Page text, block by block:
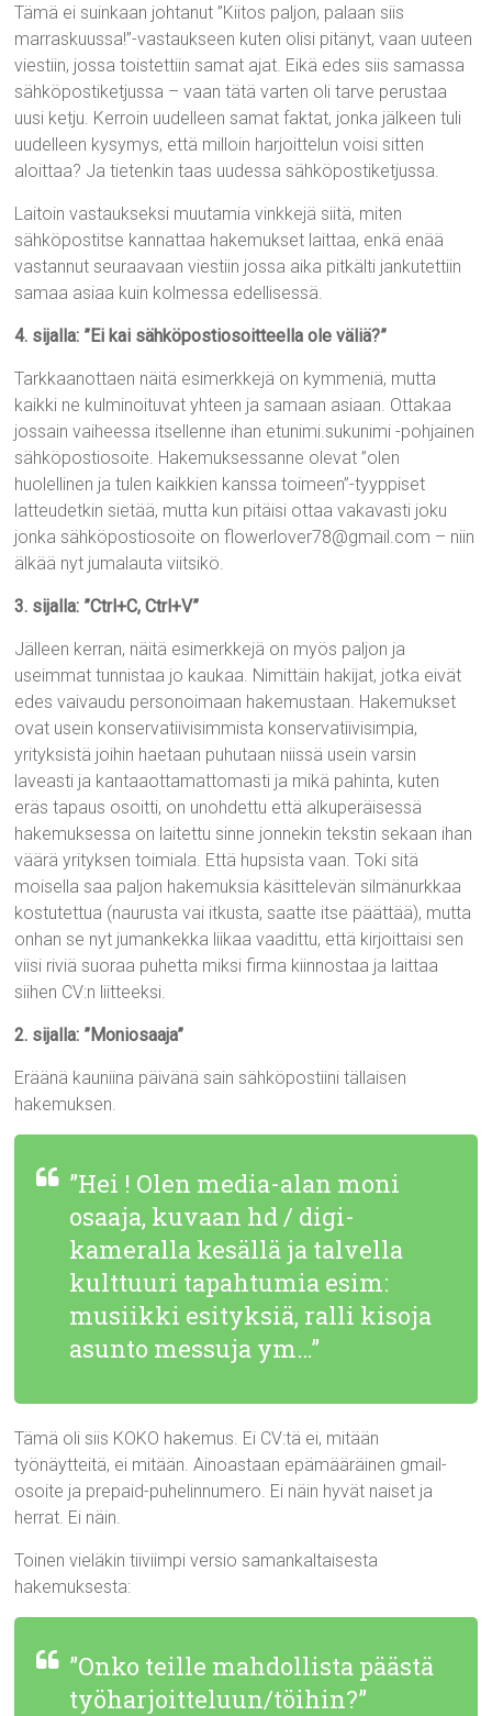
Tämä ei suinkaan johtanut ”Kiitos paljon, palaan siis
marraskuussa!”-vastaukseen kuten olisi pitänyt, vaan uuteen
viestiin, jossa toistettiin samat ajat. Eikä edes siis samassa
sähköpostiketjussa – vaan tätä varten oli tarve perustaa
uusi ketju. Kerroin uudelleen samat faktat, jonka jälkeen tuli
uudelleen kysymys, että milloin harjoittelun voisi sitten
aloittaa? Ja tietenkin taas uudessa sähköpostiketjussa.
Laitoin vastaukseksi muutamia vinkkejä siitä, miten
sähköpostitse kannattaa hakemukset laittaa, enkä enää
vastannut seuraavaan viestiin jossa aika pitkälti jankutettiin
samaa asiaa kuin kolmessa edellisessä.
4. sijalla: ”Ei kai sähköpostiosoitteella ole väliä?”
Tarkkaanottaen näitä esimerkkejä on kymmeniä, mutta
kaikki ne kulminoituvat yhteen ja samaan asiaan. Ottakaa
jossain vaiheessa itsellenne ihan etunimi.sukunimi -pohjainen
sähköpostiosoite. Hakemuksessanne olevat ”olen
huolellinen ja tulen kaikkien kanssa toimeen”-tyyppiset
latteudetkin sietää, mutta kun pitäisi ottaa vakavasti joku
jonka sähköpostiosoite on flowerlover78@gmail.com – niin
älkää nyt jumalauta viitsikö.
3. sijalla: ”Ctrl+C, Ctrl+V”
Jälleen kerran, näitä esimerkkejä on myös paljon ja
useimmat tunnistaa jo kaukaa. Nimittäin hakijat, jotka eivät
edes vaivaudu personoimaan hakemustaan. Hakemukset
ovat usein konservatiivisimmista konservatiivisimpia,
yrityksistä joihin haetaan puhutaan niissä usein varsin
laveasti ja kantaaottamattomasti ja mikä pahinta, kuten
eräs tapaus osoitti, on unohdettu että alkuperäisessä
hakemuksessa on laitettu sinne jonnekin tekstin sekaan ihan
väärä yrityksen toimiala. Että hupsista vaan. Toki sitä
moisella saa paljon hakemuksia käsittelevän silmänurkkaa
kostutettua (naurusta vai itkusta, saatte itse päättää), mutta
onhan se nyt jumankekka liikaa vaadittu, että kirjoittaisi sen
viisi riviä suoraa puhetta miksi firma kiinnostaa ja laittaa
siihen CV:n liitteeksi.
2. sijalla: ”Moniosaaja”
Eräänä kauniina päivänä sain sähköpostiini tällaisen
hakemuksen.
”Hei ! Olen media-alan moni
osaaja, kuvaan hd / digi-
kameralla kesällä ja talvella
kulttuuri tapahtumia esim:
musiikki esityksiä, ralli kisoja
asunto messuja ym…”
Tämä oli siis KOKO hakemus. Ei CV:tä ei, mitään
työnäytteitä, ei mitään. Ainoastaan epämääräinen gmail-
osoite ja prepaid-puhelinnumero. Ei näin hyvät naiset ja
herrat. Ei näin.
Toinen vieläkin tiiviimpi versio samankaltaisesta
hakemuksesta:
”Onko teille mahdollista päästä
työharjoitteluun/töihin?”